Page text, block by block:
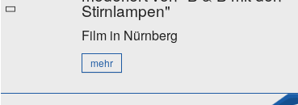
Stirnlampen"
Film in Nürnberg
mehr